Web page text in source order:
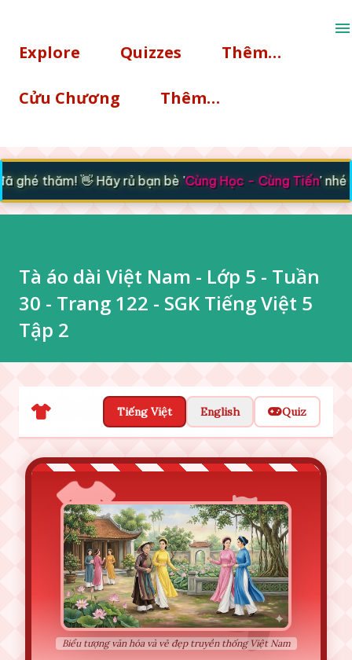
Explore Quizzes Thêm…
Cửu Chương Thêm…
thăm! 👋 Hãy rủ bạn bè 'Cùng Học - Cùng Tiến' nhé 🚀
Tà áo dài Việt Nam - Lớp 5 - Tuần
30 - Trang 122 - SGK Tiếng Việt 5
Tập 2
Tiếng Việt English Quiz
Biểu tượng văn hóa và vẻ đẹp truyền thống Việt Nam